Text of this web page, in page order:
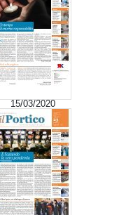
15/03/2020